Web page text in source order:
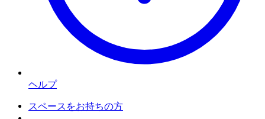
ヘルプ
スペースをお持ちの方